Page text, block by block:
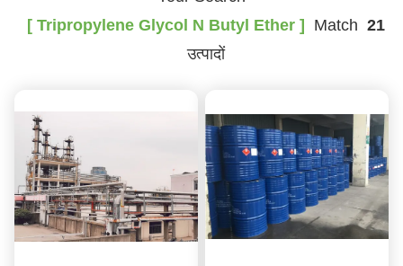
[ Tripropylene Glycol N Butyl Ether ]
Match 21
उत्पादों